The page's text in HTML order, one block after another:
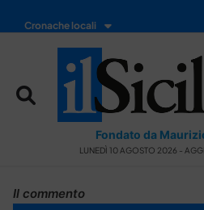
Cronache locali
Fondato da
LUNEDÌ 10 AGOSTO 2026 -
Il commento